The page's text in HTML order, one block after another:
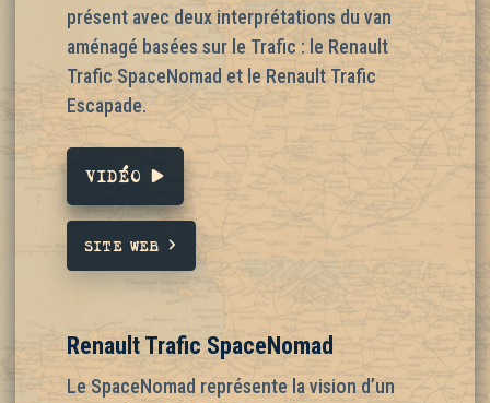
présent avec deux interprétations du van
aménagé basées sur le Trafic : le Renault
Trafic SpaceNomad et le Renault Trafic
Escapade.
VIDÉO
SITE WEB
Renault Trafic SpaceNomad
Le SpaceNomad représente la vision d’un